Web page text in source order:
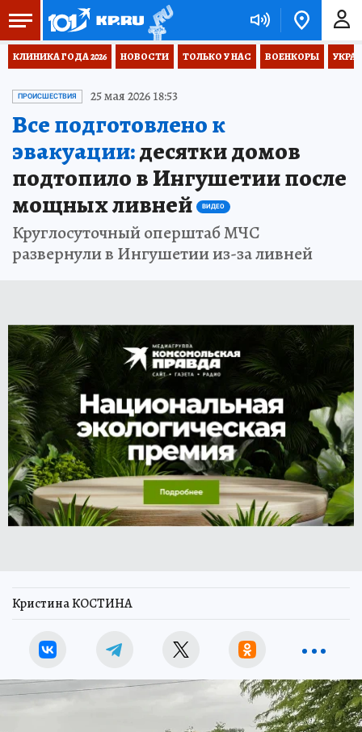
КЛИНИКА ГОДА 2026 НОВОСТИ ТОЛЬКО У НАС ВОЕНКОРЫ
ПРОИСШЕСТВИЯ 25 мая 2026 18:53
Все подготовлено к
эвакуации:десятки домов
подтопило в Ингушетии после
мощных ливней
ВИДЕО
Круглосуточный оперштаб МЧС
развернули в Ингушетии из-за ливней
Кристина КОСТИНА